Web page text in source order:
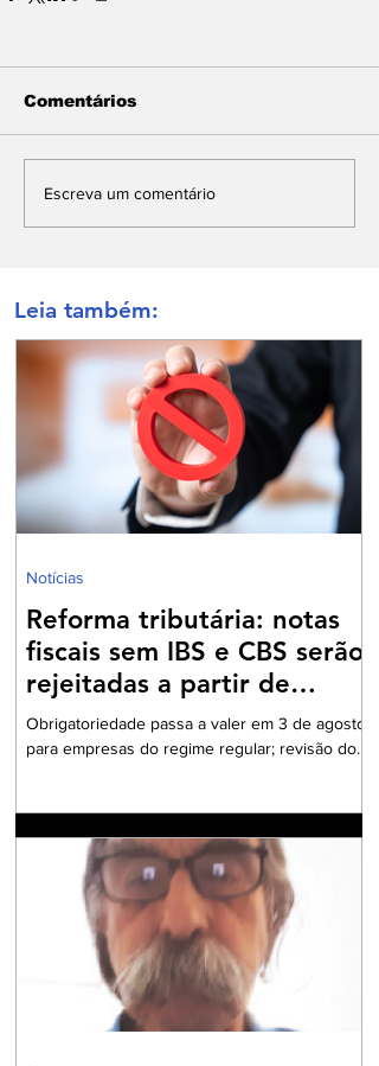
Comentários
Escreva um comentário
Leia também:
Reforma tributária: notas
fiscais sem IBS e CBS serão
rejeitadas a partir de
agosto
Obrigatoriedade passa a valer em 3 de agosto
para empresas do regime regular; revisão dos
Fazenda passará a rejeitar a emissão de NF-e
e NFC-e que não contenham o preenchimento
dos campos relativos ao Imposto sobre Bens e
Serviços (IBS) e à Contribuição sobre Bens e
Serviços (CBS). A mudança marca uma das
primeiras etapas de validação obrigatória
Notícias